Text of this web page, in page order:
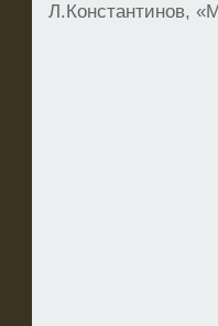
Л.Константинов,